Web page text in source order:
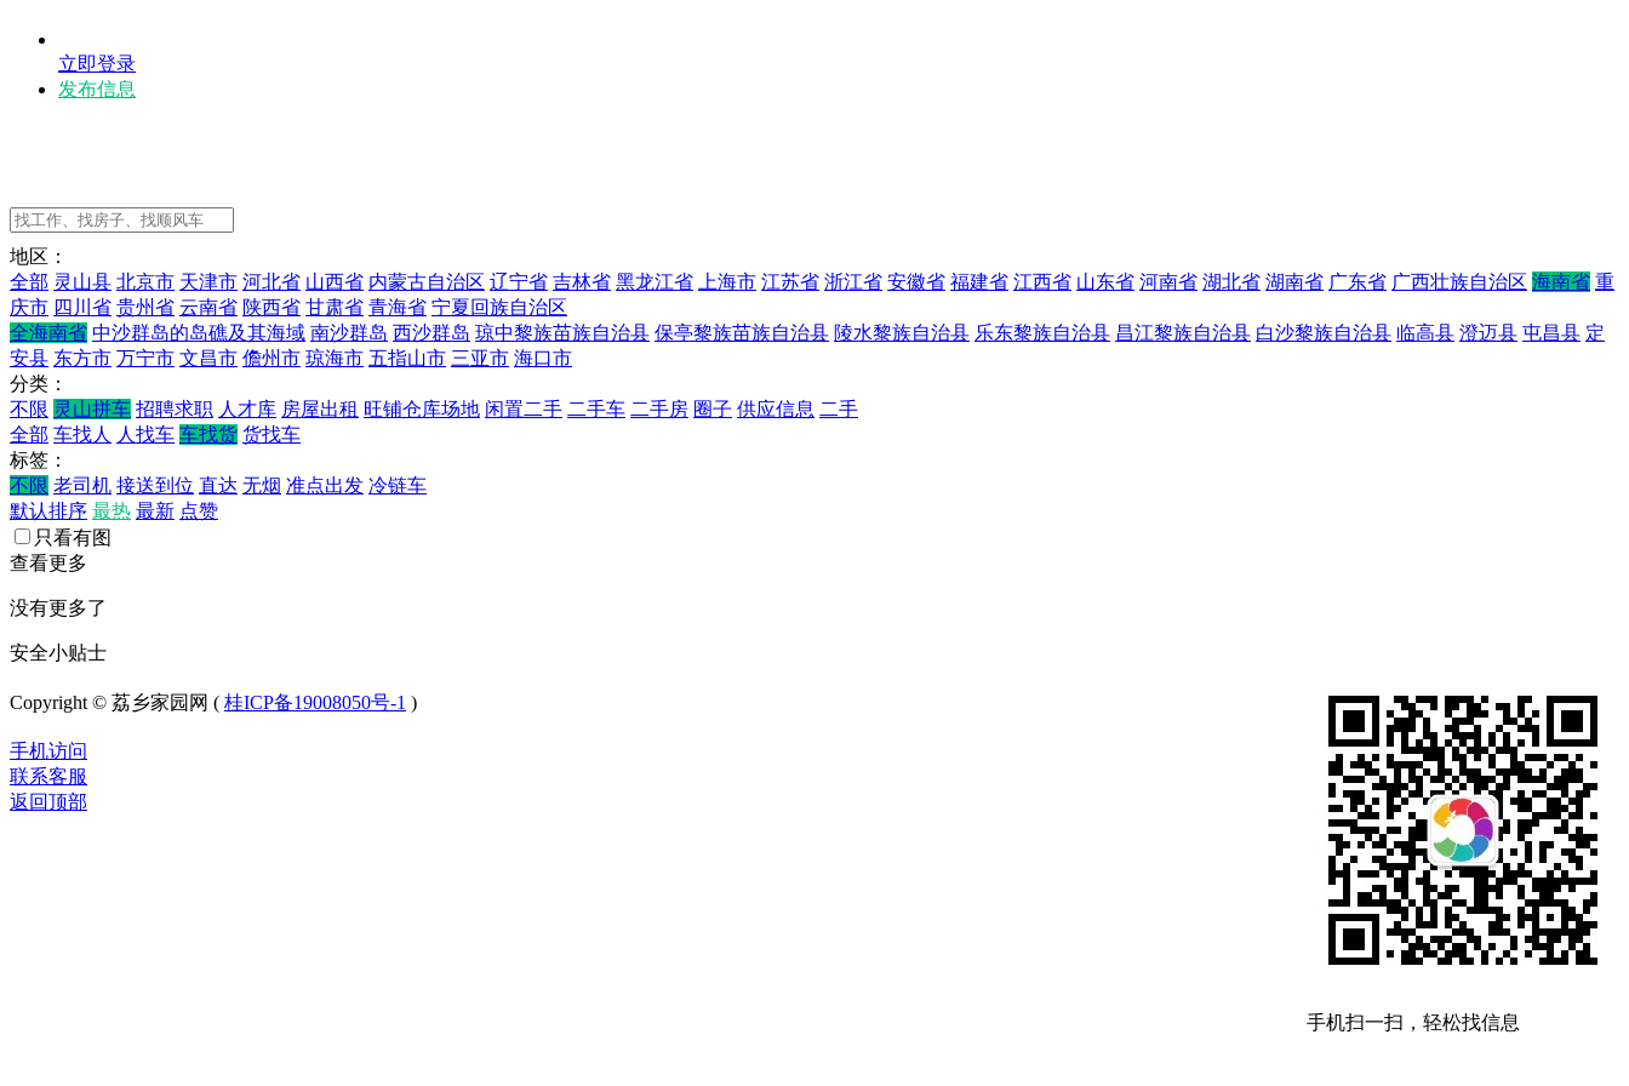
立即登录
发布信息
地区：
全部 灵山县 北京市 天津市 河北省 山西省 内蒙古自治区 辽宁省 吉林省 黑龙江省 上海市 江苏省 浙江省 安徽省 福建省 江西省 山东省 河南省 湖北省 湖南省 广东省 广西壮族自治区 海南省 重
庆市 四川省 贵州省 云南省 陕西省 甘肃省 青海省 宁夏回族自治区
全海南省 中沙群岛的岛礁及其海域 南沙群岛 西沙群岛 琼中黎族苗族自治县 保亭黎族苗族自治县 陵水黎族自治县 乐东黎族自治县 昌江黎族自治县 白沙黎族自治县 临高县 澄迈县 屯昌县 定
安县 东方市 万宁市 文昌市 儋州市 琼海市 五指山市 三亚市 海口市
分类：
不限 灵山拼车 招聘求职 人才库 房屋出租 旺铺仓库场地 闲置二手 二手车 二手房 圈子 供应信息 二手
全部 车找人 人找车 车找货 货找车
标签：
不限 老司机 接送到位 直达 无烟 准点出发 冷链车
默认排序 最热 最新 点赞
只看有图
查看更多
没有更多了
安全小贴士
手机扫一扫，轻松找信息
Copyright © 荔乡家园网 ( 桂ICP备19008050号-1 )
手机访问
联系客服
返回顶部